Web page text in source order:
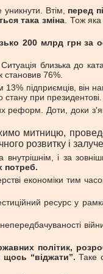
Втім, перед
така зміна. Тож яка
200 млрд грн за
близька до
становив 76%.
підприємців, він
при президентові.
реформ. Доти, доки
митницю,
розвитку і
і за
потреб.
економіки тим
ресурс у
політик,
щось “віджати”. Таке